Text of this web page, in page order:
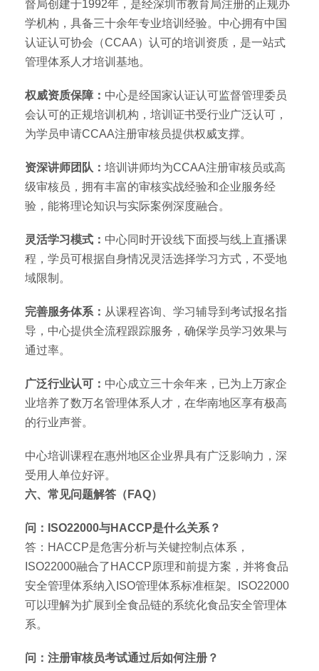
督局创建于1992年，是经深圳市教育局注册的正规办
学机构，具备三十余年专业培训经验。中心拥有中国
认证认可协会（CCAA）认可的培训资质，是一站式
管理体系人才培训基地。
权威资质保障： 中心是经国家认证认可监督管理委员
会认可的正规培训机构，培训证书受行业广泛认可，
为学员申请CCAA注册审核员提供权威支撑。
资深讲师团队： 培训讲师均为CCAA注册审核员或高
级审核员，拥有丰富的审核实战经验和企业服务经
验，能将理论知识与实际案例深度融合。
灵活学习模式： 中心同时开设线下面授与线上直播课
程，学员可根据自身情况灵活选择学习方式，不受地
域限制。
完善服务体系： 从课程咨询、学习辅导到考试报名指
导，中心提供全流程跟踪服务，确保学员学习效果与
通过率。
广泛行业认可： 中心成立三十余年来，已为上万家企
业培养了数万名管理体系人才，在华南地区享有极高
的行业声誉。
中心培训课程在惠州地区企业界具有广泛影响力，深
受用人单位好评。
六、常见问题解答（FAQ）
问：ISO22000与HACCP是什么关系？
答：HACCP是危害分析与关键控制点体系，
ISO22000融合了HACCP原理和前提方案，并将食品
安全管理体系纳入ISO管理体系标准框架。ISO22000
可以理解为扩展到全食品链的系统化食品安全管理体
系。
问：注册审核员考试通过后如何注册？